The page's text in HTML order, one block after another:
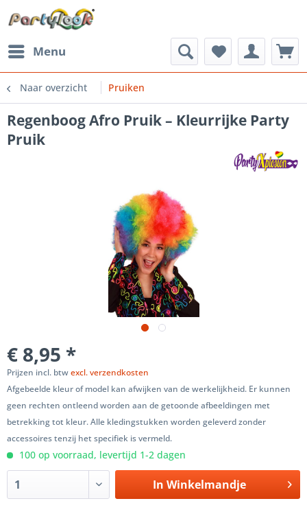
Menu
Naar overzicht Pruiken
Regenboog Afro Pruik – Kleurrijke Party
Pruik
€ 8,95 *
Prijzen incl. btwexcl. verzendkosten
Afgebeelde kleur of model kan afwijken van de werkelijkheid. Er kunnen
geen rechten ontleend worden aan de getoonde afbeeldingen met
betrekking tot kleur. Alle kledingstukken worden geleverd zonder
accessoires tenzij het specifiek is vermeld.
100 op voorraad, levertijd 1-2 dagen
In Winkelmandje